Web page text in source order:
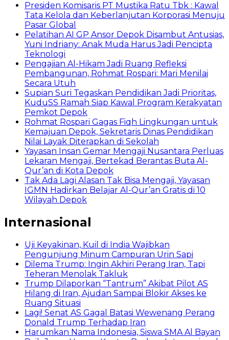
Presiden Komisaris PT Mustika Ratu Tbk : Kawal
Tata Kelola dan Keberlanjutan Korporasi Menuju
Pasar Global
Pelatihan AI GP Ansor Depok Disambut Antusias,
Yuni Indriany: Anak Muda Harus Jadi Pencipta
Teknologi
Pengajian Al-Hikam Jadi Ruang Refleksi
Pembangunan, Rohmat Rospari: Mari Menilai
Secara Utuh
Supian Suri Tegaskan Pendidikan Jadi Prioritas,
KuduSS Ramah Siap Kawal Program Kerakyatan
Pemkot Depok
Rohmat Rospari Gagas Fiqh Lingkungan untuk
Kemajuan Depok, Sekretaris Dinas Pendidikan
Nilai Layak Diterapkan di Sekolah
Yayasan Insan Gemar Mengaji Nusantara Perluas
Lekaran Mengaji, Bertekad Berantas Buta Al-
Qur’an di Kota Depok
Tak Ada Lagi Alasan Tak Bisa Mengaji, Yayasan
IGMN Hadirkan Belajar Al-Qur’an Gratis di 10
Wilayah Depok
Internasional
Uji Keyakinan, Kuil di India Wajibkan
Pengunjung Minum Campuran Urin Sapi
Dilema Trump: Ingin Akhiri Perang Iran, Tapi
Teheran Menolak Takluk
Trump Dilaporkan “Tantrum” Akibat Pilot AS
Hilang di Iran, Ajudan Sampai Blokir Akses ke
Ruang Situasi
Lagi! Senat AS Gagal Batasi Wewenang Perang
Donald Trump Terhadap Iran
Harumkan Nama Indonesia, Siswa SMA Al Bayan